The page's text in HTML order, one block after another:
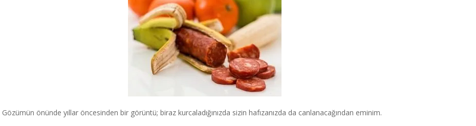
Gözümün önünde yıllar öncesinden bir görüntü; biraz kurcaladığınızda sizin hafızanızda da canlanacağından eminim.